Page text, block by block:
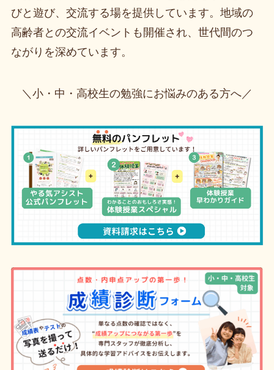
びと遊び、交流する場を提供しています。地域の
高齢者との交流イベントも開催され、世代間のつ
ながりを深めています。
＼小・中・高校生の勉強にお悩みのある方へ／